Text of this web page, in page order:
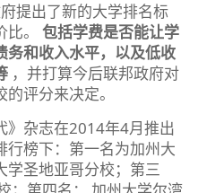
提出了新的大学排名标
。 包括学费是否能让学
务和收入水平，以及低收
，并打算今后联邦政府对
评分来决定。
》杂志在2014年4月推出
行榜下：第一名为加州大
学圣地亚哥分校；第三